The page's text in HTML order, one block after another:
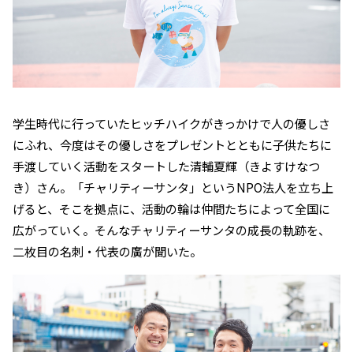
学生時代に行っていたヒッチハイクがきっかけで人の優しさ
にふれ、今度はその優しさをプレゼントとともに子供たちに
手渡していく活動をスタートした清輔夏輝（きよすけなつ
き）さん。「チャリティーサンタ」というNPO法人を立ち上
げると、そこを拠点に、活動の輪は仲間たちによって全国に
広がっていく。そんなチャリティーサンタの成長の軌跡を、
二枚目の名刺・代表の廣が聞いた。